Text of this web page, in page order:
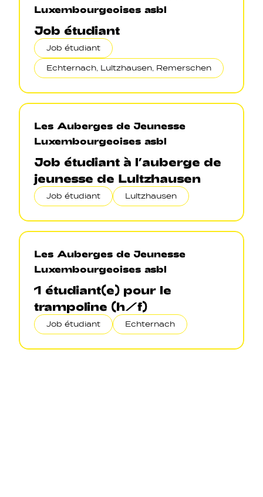
Luxembourgeoises asbl
Job étudiant
Job étudiant
Echternach, Lultzhausen, Remerschen
Les Auberges de Jeunesse
Luxembourgeoises asbl
Job étudiant à l’auberge de
jeunesse de Lultzhausen
Job étudiant Lultzhausen
Les Auberges de Jeunesse
Luxembourgeoises asbl
1 étudiant(e) pour le
trampoline (h/f)
Job étudiant Echternach